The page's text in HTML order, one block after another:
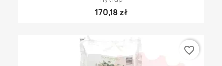
170,18 zł
favorite_border